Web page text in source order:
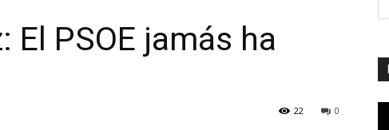
El PSOE jamás ha
0
22